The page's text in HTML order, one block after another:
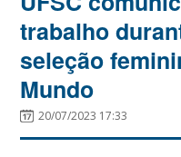
trabalho
seleção
Mundo
20/07/2023 17:33